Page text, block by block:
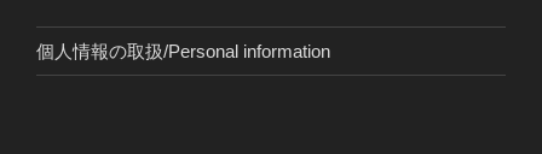
個人情報の取扱/Personal information